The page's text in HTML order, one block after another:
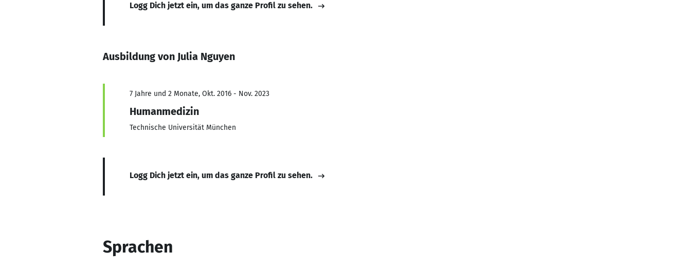
Logg Dich jetzt ein, um das ganze Profil zu sehen.
Ausbildung von Julia Nguyen
7 Jahre und 2 Monate, Okt. 2016 - Nov. 2023
Humanmedizin
Technische Universität München
Logg Dich jetzt ein, um das ganze Profil zu sehen.
Sprachen